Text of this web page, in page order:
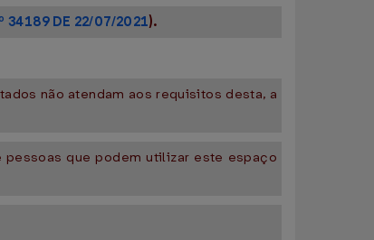
34189 DE 22/07/2021).
não atendam aos requisitos desta, a
que podem utilizar este espaço